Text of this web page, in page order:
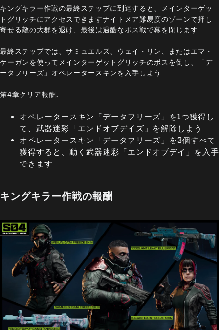
キングキラー作戦の最終ステップに到達すると、メインターゲッ
トグリッチにアクセスできますナイトメア難易度のゾーンで押し
寄せる敵の大群を退け、最後は過酷なボス戦で幕を閉じます
最終ステップでは、サミュエルズ、ウェイ・リン、またはエマ・
ケーガンを使ってメインターゲットグリッチのボスを倒し、「デ
ータフリーズ」オペレータースキンを入手しよう
第4章クリア報酬:
オペレータースキン「データフリーズ」を1つ獲得し
て、武器迷彩「エンドオブデイズ」を解除しよう
オペレータースキン「データフリーズ」を3個すべて
獲得すると、動く武器迷彩「エンドオブデイ」を入手
できます
キングキラー作戦の報酬